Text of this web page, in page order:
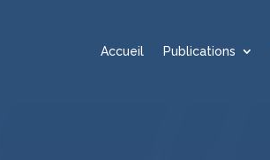
Accueil Publications